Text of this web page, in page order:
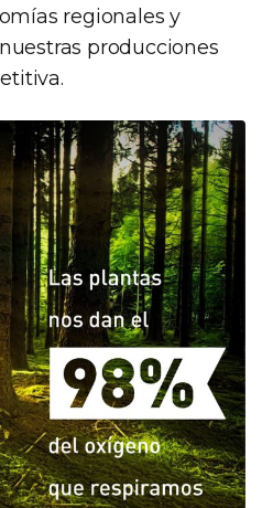
regionales y
producciones